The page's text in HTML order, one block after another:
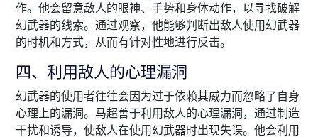
作。他会留意敌人的眼神、手势和身体动作，以寻找破解
幻武器的线索。通过观察，他能够判断出敌人使用幻武器
的时机和方式，从而有针对性地进行反击。
四、利用敌人的心理漏洞
幻武器的使用者往往会因为过于依赖其威力而忽略了自身
心理上的漏洞。马超善于利用敌人的心理漏洞，通过制造
干扰和诱导，使敌人在使用幻武器时出现失误。他会利用